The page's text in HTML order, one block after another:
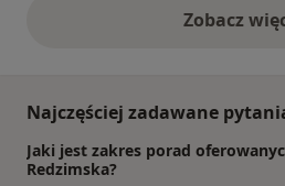
Zobacz
Najczęściej zadawane
Jaki jest zakres porad
Redzimska?